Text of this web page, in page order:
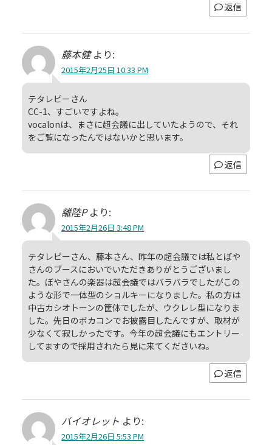
返信
藤本健 より:
2015年2月25日 10:33 PM
テタレピーさん
CC-1、すごいですよね。
vocalonは、まさに超会議に出していたようので、それ
をご覧になったんではないかと思います。
返信
離陸P より:
2015年2月26日 3:48 PM
テタレピーさん、藤本さん、昨年の超会議では私とぼや
さんのブースにおいでいただきありがとうございまし
た。ぼやさんの楽器は超会議ではバラバラでしたがこの
ような形で一体型のショルキーになりました。私の方は
中古カシオトーンの筐体でしたが、ウクレレ型になりま
した。先日のボカコンでお披露目したんですが、取材が
少なくて寂しかったです。今年の超会議にもエントリー
してますので採用されたら見に来てくださいね。
返信
バイオレット より:
2015年2月26日 5:53 PM